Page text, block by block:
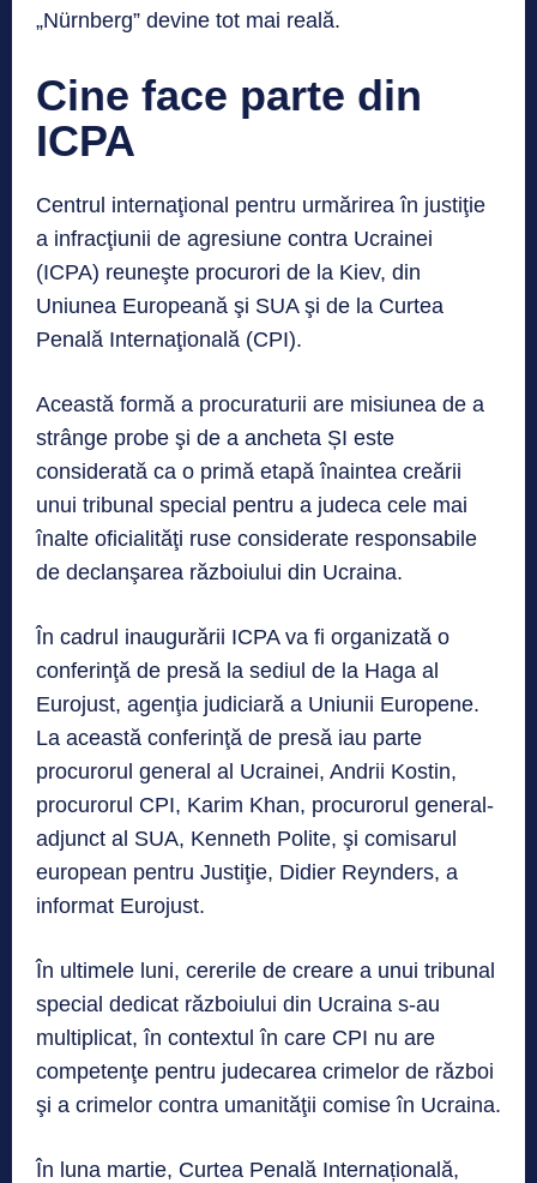
„Nürnberg” devine tot mai reală.
Cine face parte din
ICPA
Centrul internaţional pentru urmărirea în justiţie
a infracţiunii de agresiune contra Ucrainei
(ICPA) reuneşte procurori de la Kiev, din
Uniunea Europeană şi SUA şi de la Curtea
Penală Internaţională (CPI).
Această formă a procuraturii are misiunea de a
strânge probe şi de a ancheta ȘI este
considerată ca o primă etapă înaintea creării
unui tribunal special pentru a judeca cele mai
înalte oficialităţi ruse considerate responsabile
de declanşarea războiului din Ucraina.
În cadrul inaugurării ICPA va fi organizată o
conferinţă de presă la sediul de la Haga al
Eurojust, agenţia judiciară a Uniunii Europene.
La această conferinţă de presă iau parte
procurorul general al Ucrainei, Andrii Kostin,
procurorul CPI, Karim Khan, procurorul general-
adjunct al SUA, Kenneth Polite, şi comisarul
european pentru Justiţie, Didier Reynders, a
informat Eurojust.
În ultimele luni, cererile de creare a unui tribunal
special dedicat războiului din Ucraina s-au
multiplicat, în contextul în care CPI nu are
competenţe pentru judecarea crimelor de război
şi a crimelor contra umanităţii comise în Ucraina.
În luna martie, Curtea Penală Internațională,